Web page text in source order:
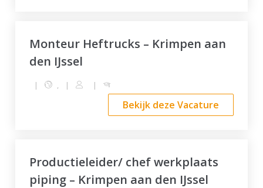
Monteur Heftrucks – Krimpen aan
den IJssel
| , | |
Bekijk deze Vacature
Productieleider/ chef werkplaats
piping – Krimpen aan den IJssel